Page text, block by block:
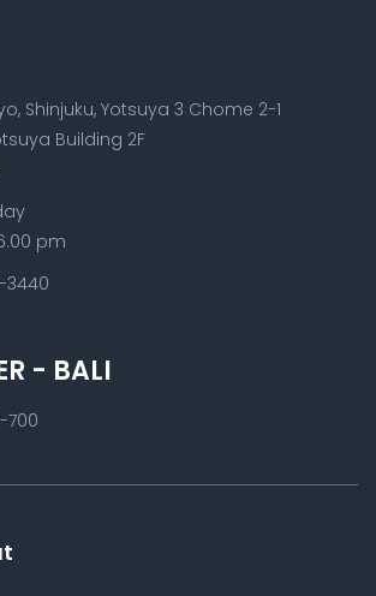
Shinjuku, Yotsuya 3 Chome 2-1
Building 2F
pm
3440
- BALI
700